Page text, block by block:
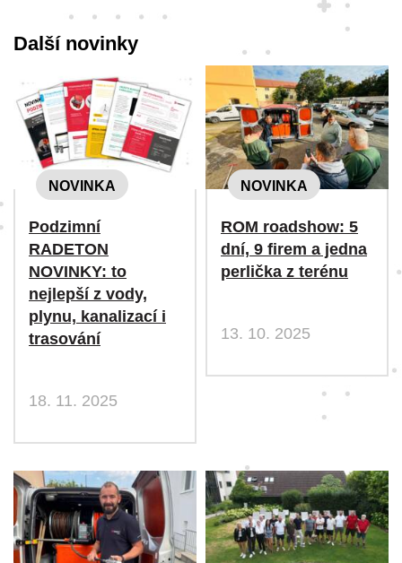
Další novinky
NOVINKA
Podzimní
RADETON
NOVINKY: to
nejlepší z vody,
plynu, kanalizací i
trasování
18. 11. 2025
NOVINKA
ROM roadshow: 5
dní, 9 firem a jedna
perlička z terénu
13. 10. 2025